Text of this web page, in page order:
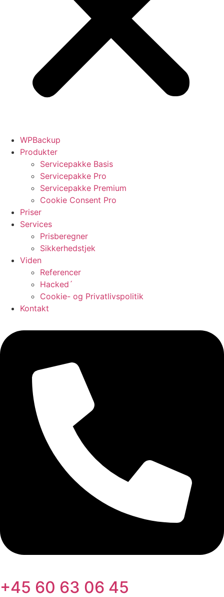
WPBackup
Produkter
Servicepakke Basis
Servicepakke Pro
Servicepakke Premium
Cookie Consent Pro
Priser
Services
Prisberegner
Sikkerhedstjek
Viden
Referencer
Hacked´
Cookie- og Privatlivspolitik
Kontakt
+45 60 63 06 45